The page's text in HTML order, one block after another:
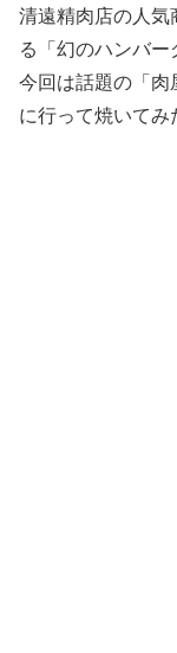
清遠精肉店の人気
る「幻のハンバー
今回は話題の「肉
に行って焼いてみ